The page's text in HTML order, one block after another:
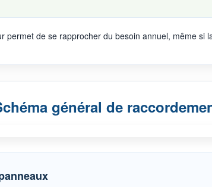
permet de se rapprocher du besoin annuel, même si
général de